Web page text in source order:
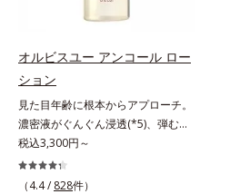
ン酸、ユズセラミド、スフィンゴ糖
肌成分*6 角層まで*7 うるおいによ
りキメを整えて毛穴を目立たなくす
る*8 すべての方に皮膚刺激がおき
ないというわけではありません※敏
感肌対象パッチテスト済（すべての
人に皮膚刺激がおきないというわけ
ではありません）※弱酸性（ローシ
タミンC(*7)」を採用。肌奥(*6)まで
浸透し、シミやソバカスの原因とな
るメラニンの生成を食い止めます。
またオルビス独自成分の「ブライト
VCコンプレックス(*8)」が、透明感
を阻害する原因(*9)にアプローチし
ます。さらに肌表面のなめらかさや
みずみずしさをサポートするため
オルビスユー アンコール ロー
ション
見た目年齢に根本からアプローチ。
濃密液がぐんぐん浸透(*5)、弾むよ
うな素肌へ。諦めかけていたハリ不
足、うるおい低下に先端科学ケア
(*1)でアプローチするエイジングケ
税込3,300円～
（4.4 / 828件）